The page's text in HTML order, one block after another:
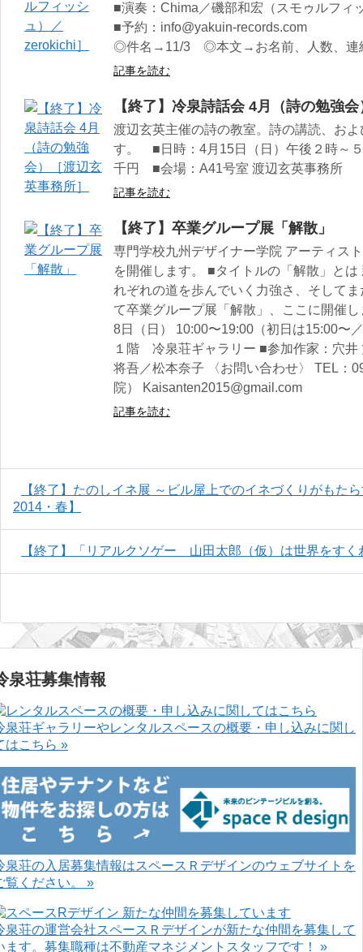
■演奏：Chima／磯部和宏（スモゥルフィ
■予約：info@yakuin-records.com
◎件名→11/3 ◎本文→お名前、人数、連
記事を読む
【終了】冷泉詩話会 4月（詩の勉強
渡辺玄英主催の詩の教室。詩の講読、お
す。 ■日時：4月15日（日）午後２時～
千円 ■会場：A41号室 渡辺玄英事務所
記事を読む
【終了】卒業グループ展「解散」
専門学校九州デザイナー学院 アーティス
を開催します。 ■タイトルの「解散」と
れぞれの道を歩んでいく力強さ、そして
て卒業グループ展「解散」、ここに開催
8日（日） 10:00〜19:00（初日は15:00〜
１階 冷泉荘ギャラリー ■参加作家：穴井
将吾／松本奈子 〈お問い合わせ〉 TEL：
院） Kaisanten2015@gmail.com
記事を読む
【終了】たのしイネ展 ～ビル屋上でのイネづくりがもた
2014・春】
【終了】「リアルクソゲー 山田太郎（仮）は世界をすく
泉荘募集情報
泉荘ギャラリーやレンタルスペースの概要・申し込みに関し
はこちら »
泉荘の入居募集情報はスペースＲデザインのウェブサイトを
覧ください。 »
泉荘の運営会社スペースＲデザインが新たな仲間を募集して
ます。募集職種は不動産マネジメントスタッフです！ »